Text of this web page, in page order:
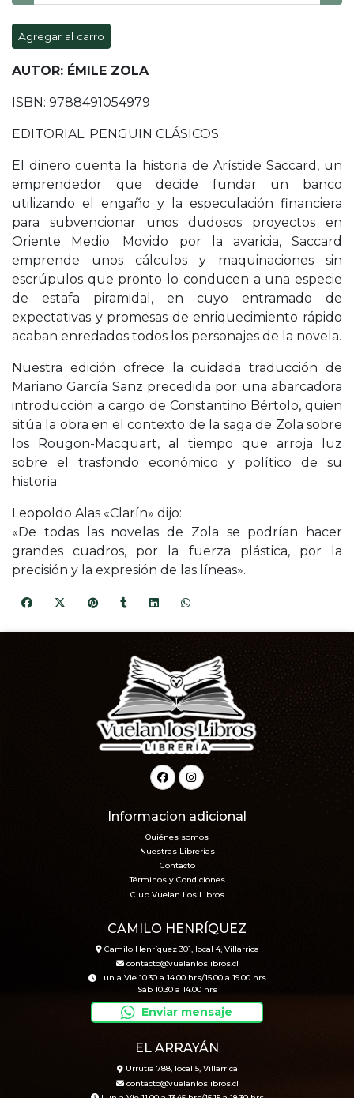
Agregar al carro
AUTOR: ÉMILE ZOLA
ISBN: 9788491054979
EDITORIAL: PENGUIN CLÁSICOS
El dinero cuenta la historia de Arístide Saccard, un
emprendedor que decide fundar un banco
utilizando el engaño y la especulación financiera
para subvencionar unos dudosos proyectos en
Oriente Medio. Movido por la avaricia, Saccard
emprende unos cálculos y maquinaciones sin
escrúpulos que pronto lo conducen a una especie
de estafa piramidal, en cuyo entramado de
expectativas y promesas de enriquecimiento rápido
acaban enredados todos los personajes de la novela.
Nuestra edición ofrece la cuidada traducción de
Mariano García Sanz precedida por una abarcadora
introducción a cargo de Constantino Bértolo, quien
sitúa la obra en el contexto de la saga de Zola sobre
los Rougon-Macquart, al tiempo que arroja luz
sobre el trasfondo económico y político de su
historia.
Leopoldo Alas «Clarín» dijo:
«De todas las novelas de Zola se podrían hacer
grandes cuadros, por la fuerza plástica, por la
precisión y la expresión de las líneas».
Informacion adicional
Quiénes somos
Nuestras Librerías
Contacto
Términos y Condiciones
Club Vuelan Los Libros
CAMILO HENRÍQUEZ
Camilo Henríquez 301, local 4, Villarrica
contacto@vuelanloslibros.cl
Lun a Vie 10.30 a 14.00 hrs/15.00 a 19.00 hrs
Sáb 10.30 a 14.00 hrs
Enviar mensaje
EL ARRAYÁN
Urrutia 788, local 5, Villarrica
contacto@vuelanloslibros.cl